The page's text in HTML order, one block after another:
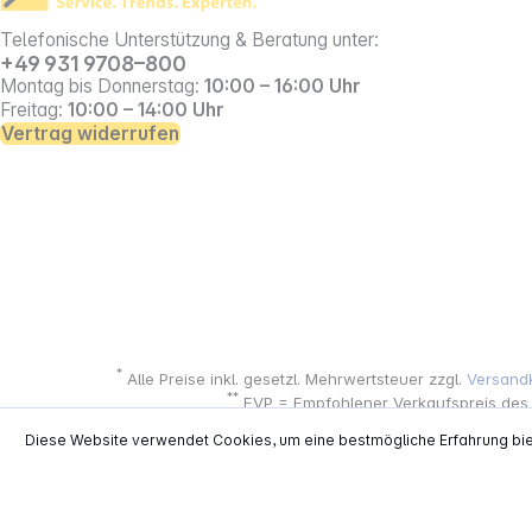
Telefonische Unterstützung & Beratung unter:
+49 931 9708–800
Montag bis Donnerstag: 10:00 – 16:00 Uhr
Freitag: 10:00 – 14:00 Uhr
Vertrag widerrufen
* Alle Preise inkl. gesetzl. Mehrwertsteuer zzgl.
** EVP = Empfohlener Verkaufspreis
Diese Website verwendet Cookies, um eine bestmögliche Erfahrung